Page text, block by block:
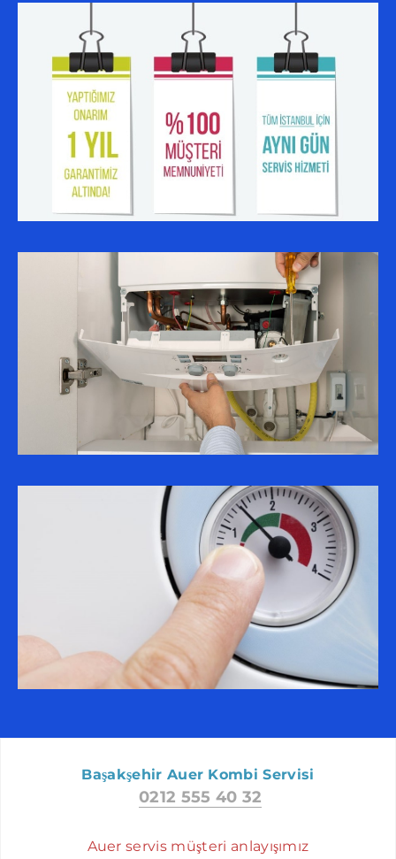
Başakşehir Auer Kombi Servisi
0212 555 40 32
Auer servis müşteri anlayışımız
ALIBEYKÖY AUER SERVISI
ESENYURT AUER SERVISI
KÜÇÜKÇEKMECE AUER SERVISI
BAĞCILAR AUER SERVISI
BAHÇELIEVLER AUER SERVISI
SULTANGAZI AUER SERVISI
BAŞAKŞEHIR AUER SERVISI
GAZIOSMANPAŞA AUER SERVISI
AVCILAR AUER SERVISI
KAĞITHANE AUER SERVISI
ESENLER AUER SERVISI
EYÜP AUER SERVISI
BEYLIKDÜZÜ AUER SERVISI
FATIH AUER SERVISI
ARNAVUTKÖY AUER SERVISI
ZEYTINBURNU AUER SERVISI
ŞIŞLI AUER SERVISI
GÜNGÖREN AUER SERVISI
BAYRAMPAŞA AUER SERVISI
BÜYÜKÇEKMECE AUER SERVISI
BAKIRKÖY AUER SERVISI
PENDIK AUER SERVISI
MALTEPE AUER SERVISI